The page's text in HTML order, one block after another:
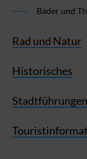
Bäder und
Rad und Natur
Historisches
Stadtführungen